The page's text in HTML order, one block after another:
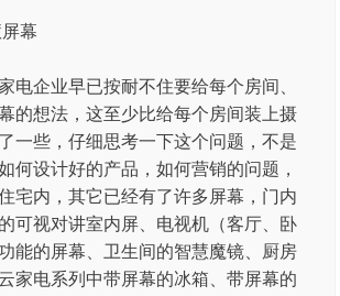
幕
电企业早已按耐不住要给每个房间、
的想法，这至少比给每个房间装上摄
一些，仔细思考一下这个问题，不是
何设计好的产品，如何营销的问题，
宅内，其它已经有了许多屏幕，门内
可视对讲室内屏、电视机（客厅、卧
能的屏幕、卫生间的智慧魔镜、厨房
家电系列中带屏幕的冰箱、带屏幕的